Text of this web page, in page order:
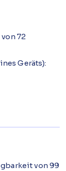
72
Geräts):
von 99